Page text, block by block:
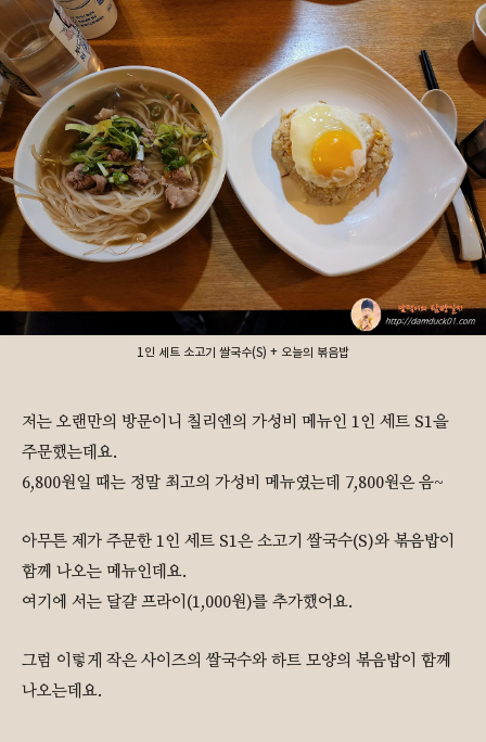
1인 세트 소고기 쌀국수(S) + 오늘의 볶음밥
저는 오랜만의 방문이니 칠리엔의 가성비 메뉴인 1인 세트 S1을
주문했는데요.
6,800원일 때는 정말 최고의 가성비 메뉴였는데 7,800원은 음~
아무튼 제가 주문한 1인 세트 S1은 소고기 쌀국수(S)와 볶음밥이
함께 나오는 메뉴인데요.
여기에 서는 달걀 프라이(1,000원)를 추가했어요.
그럼 이렇게 작은 사이즈의 쌀국수와 하트 모양의 볶음밥이 함께
나오는데요.